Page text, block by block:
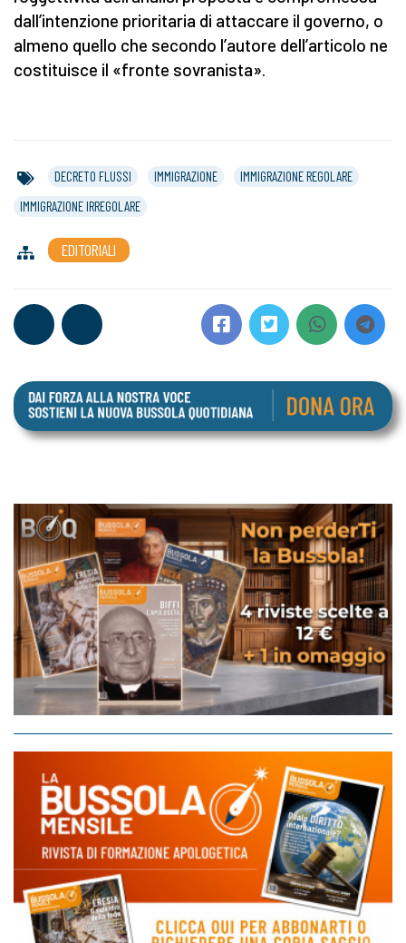
dall’intenzione prioritaria di attaccare il governo, o
almeno quello che secondo l’autore dell’articolo ne
costituisce il «fronte sovranista».
DECRETO FLUSSI IMMIGRAZIONE
IMMIGRAZIONE REGOLARE
IMMIGRAZIONE IRREGOLARE
EDITORIALI